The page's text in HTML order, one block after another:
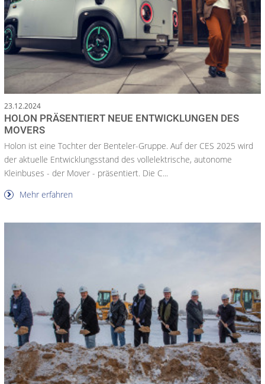
23.12.2024
HOLON PRÄSENTIERT NEUE ENTWICKLUNGEN DES
MOVERS
Holon ist eine Tochter der Benteler-Gruppe. Auf der CES 2025 wird
der aktuelle Entwicklungsstand des vollelektrische, autonome
Kleinbuses - der Mover - präsentiert. Die C...
Mehr erfahren